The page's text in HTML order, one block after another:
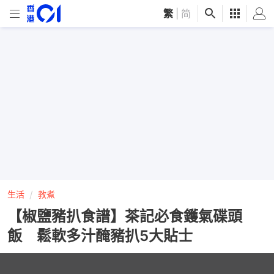
繁 简
生活 教煮
【椒鹽豬扒食譜】茶記必食鑊氣碟頭
飯 鬆軟多汁醃豬扒5大貼士